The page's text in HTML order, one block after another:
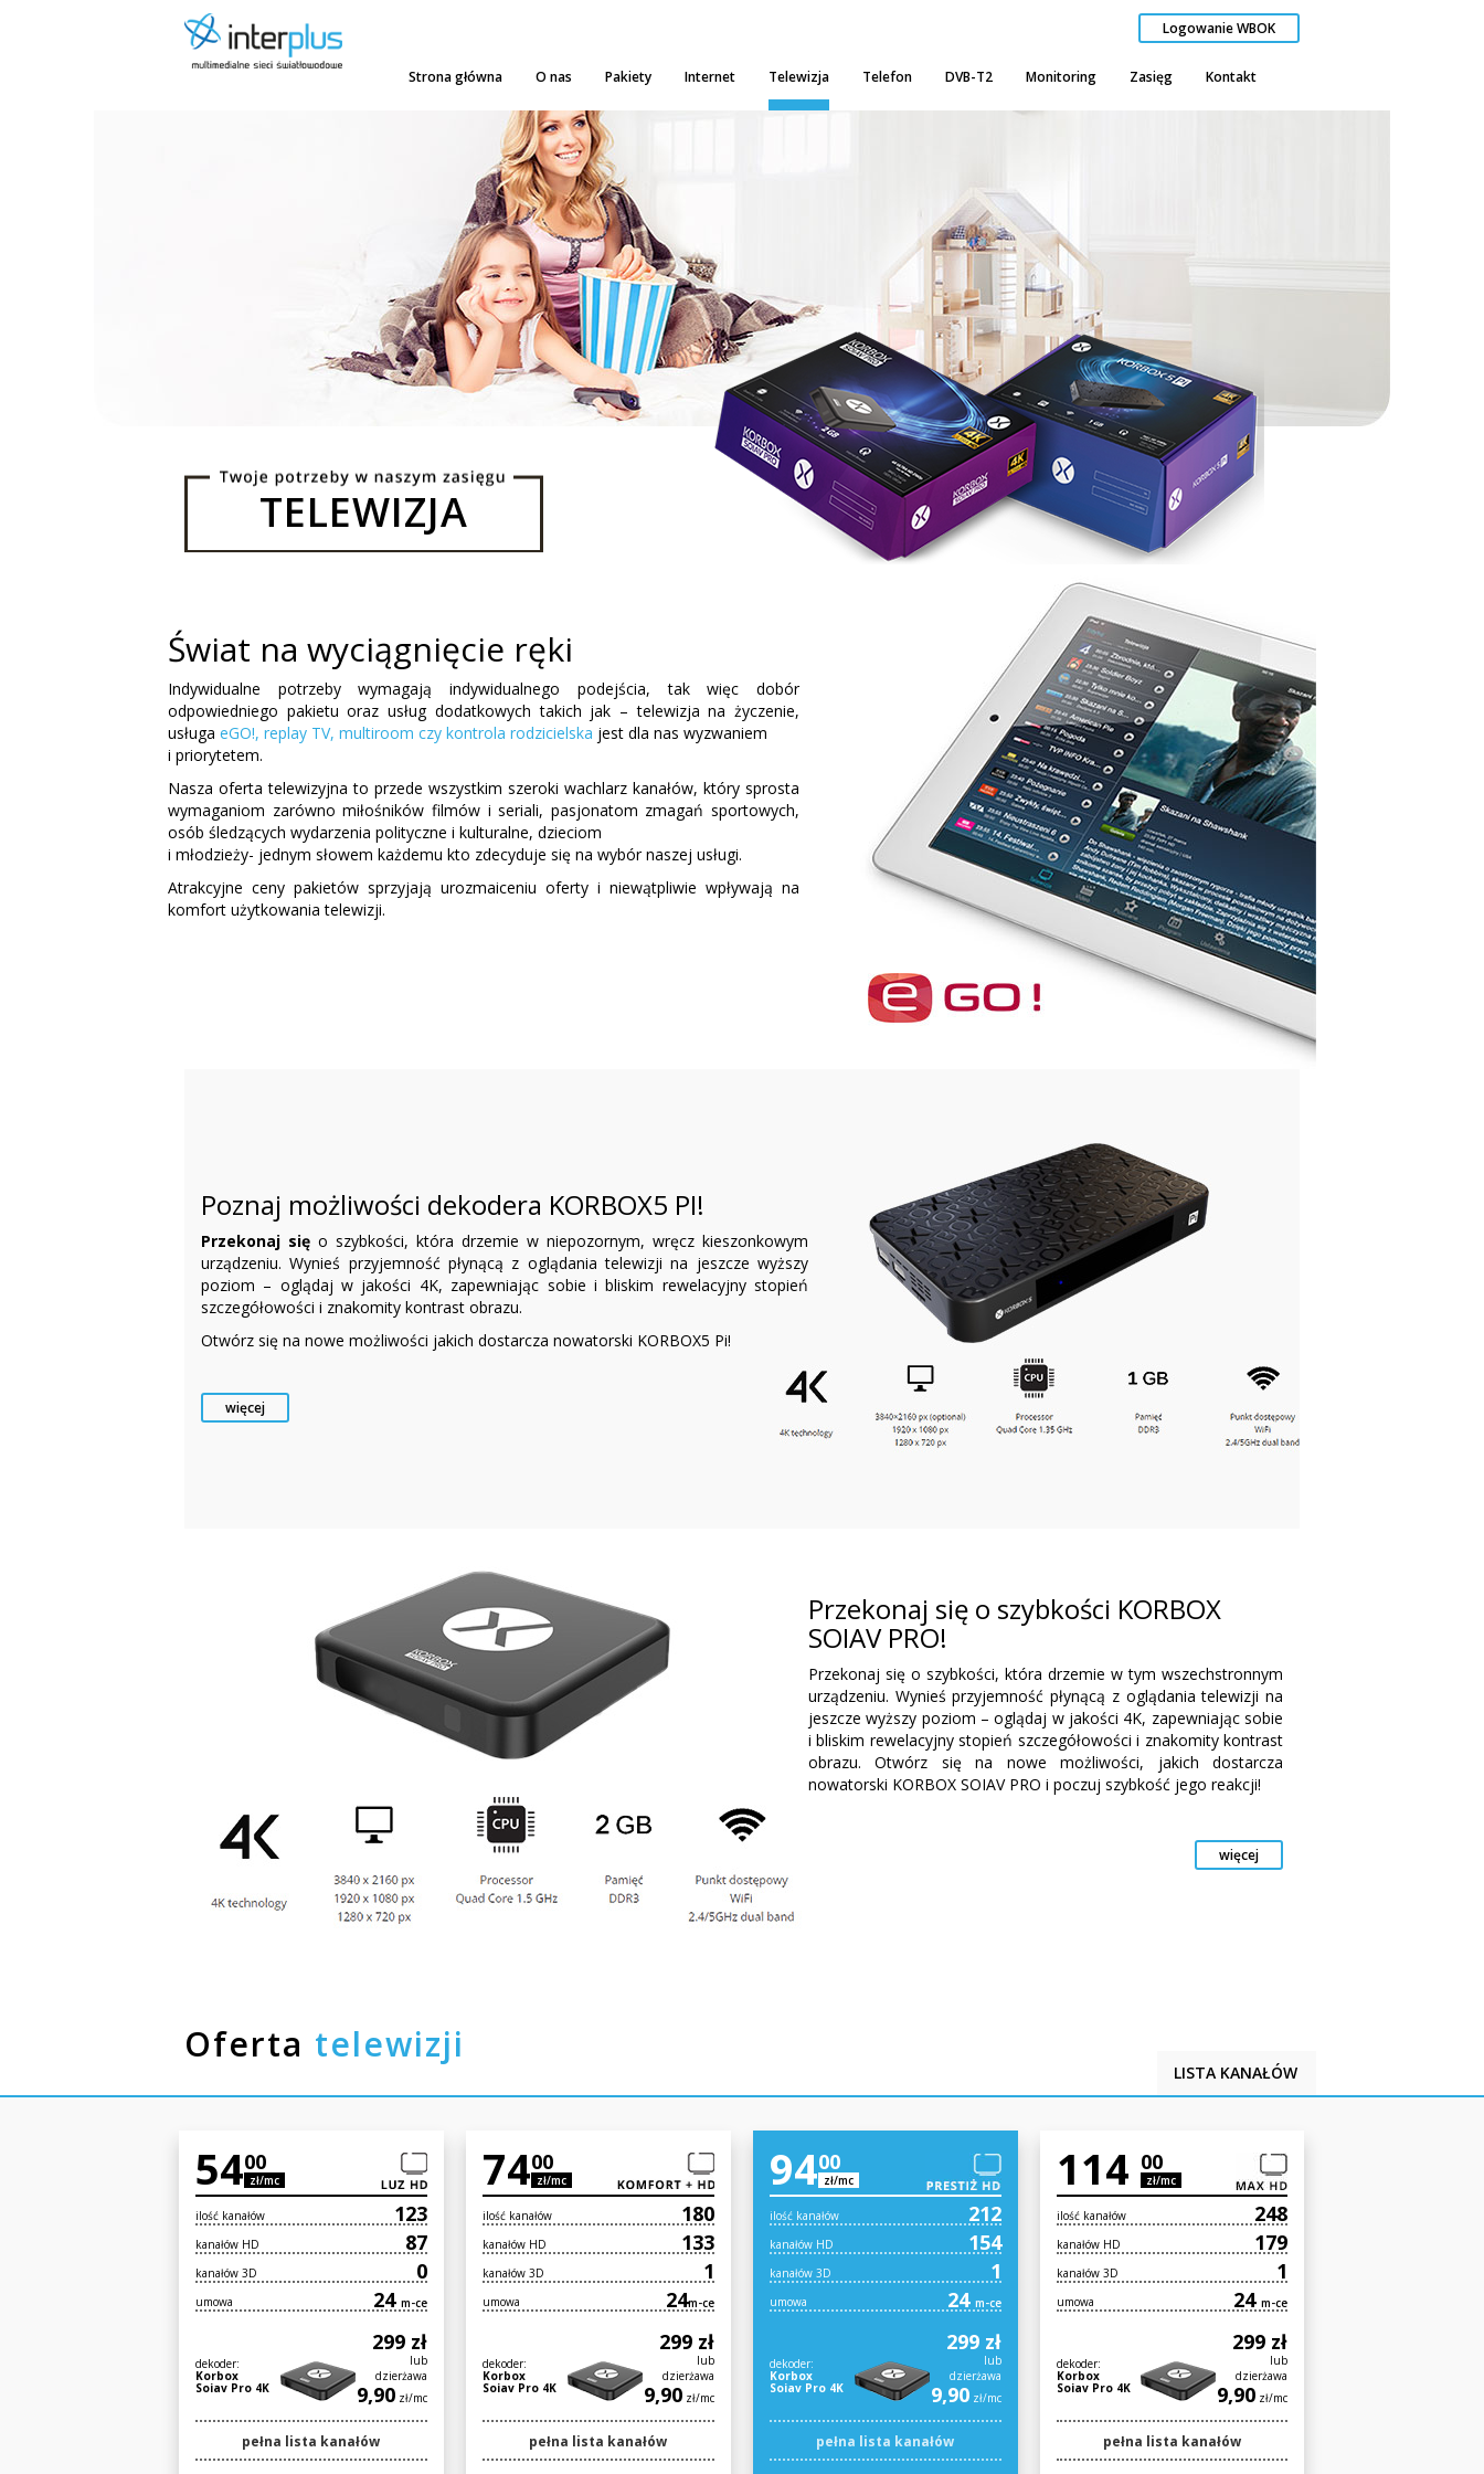
Logowanie WBOK
Strona główna O nas Pakiety Internet Telewizja Telefon DVB-T2 Monitoring Zasięg Kontakt
TELEWIZJA
Świat na wyciągnięcie ręki
Indywidualne potrzeby wymagają indywidualnego podejścia, tak więc dobór
odpowiedniego pakietu oraz usług dodatkowych takich jak – telewizja na życzenie,
usługa eGO!, replay TV, multiroom czy kontrola rodzicielska jest dla nas wyzwaniem
i priorytetem.
Nasza oferta telewizyjna to przede wszystkim szeroki wachlarz kanałów, który sprosta
wymaganiom zarówno miłośników filmów i seriali, pasjonatom zmagań sportowych,
osób śledzących wydarzenia polityczne i kulturalne, dzieciom
i młodzieży- jednym słowem każdemu kto zdecyduje się na wybór naszej usługi.
Atrakcyjne ceny pakietów sprzyjają urozmaiceniu oferty i niewątpliwie wpływają na
komfort użytkowania telewizji.
Poznaj możliwości dekodera KORBOX5 PI!
Przekonaj się o szybkości, która drzemie w niepozornym, wręcz kieszonkowym
urządzeniu. Wynieś przyjemność płynącą z oglądania telewizji na jeszcze wyższy
poziom – oglądaj w jakości 4K, zapewniając sobie i bliskim rewelacyjny stopień
szczegółowości i znakomity kontrast obrazu.
Otwórz się na nowe możliwości jakich dostarcza nowatorski KORBOX5 Pi!
więcej
Przekonaj się o szybkości KORBOX
SOIAV PRO!
Przekonaj się o szybkości, która drzemie w tym wszechstronnym
urządzeniu. Wynieś przyjemność płynącą z oglądania telewizji na
jeszcze wyższy poziom – oglądaj w jakości 4K, zapewniając sobie
i bliskim rewelacyjny stopień szczegółowości i znakomity kontrast
obrazu. Otwórz się na nowe możliwości, jakich dostarcza
nowatorski KORBOX SOIAV PRO i poczuj szybkość jego reakcji!
więcej
Oferta telewizji
LISTA KANAŁÓW
5400
zł/mc
ilość kanałów 123
kanałów HD 87
kanałów 3D 0
umowa 24 m-ce
dekoder:
Korbox
Soiav Pro 4K
299 zł
lub
dzierżawa
9,90zł/mc
pełna lista kanałów
7400
zł/mc
ilość kanałów 180
kanałów HD 133
kanałów 3D 1
umowa 24m-ce
dekoder:
Korbox
Soiav Pro 4K
299 zł
lub
dzierżawa
9,90zł/mc
pełna lista kanałów
9400
zł/mc
ilość kanałów 212
kanałów HD 154
kanałów 3D 1
umowa 24 m-ce
dekoder:
Korbox
Soiav Pro 4K
299 zł
lub
dzierżawa
9,90zł/mc
pełna lista kanałów
11400
zł/mc
ilość kanałów 248
kanałów HD 179
kanałów 3D 1
umowa 24m-ce
dekoder:
Korbox
Soiav Pro 4K
299 zł
lub
dzierżawa
9,90 zł/mc
pełna lista kanałów